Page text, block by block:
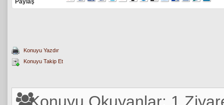
Paylaş
Konuyu Yazdır
Konuyu Takip Et